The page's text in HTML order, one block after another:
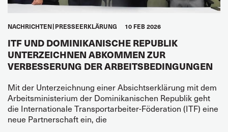
NACHRICHTEN PRESSEERKLÄRUNG 10 FEB 2026
ITF UND DOMINIKANISCHE REPUBLIK
UNTERZEICHNEN ABKOMMEN ZUR
VERBESSERUNG DER ARBEITSBEDINGUNGEN
Mit der Unterzeichnung einer Absichtserklärung mit dem
Arbeitsministerium der Dominikanischen Republik geht
die Internationale Transportarbeiter-Föderation (ITF) eine
neue Partnerschaft ein, die